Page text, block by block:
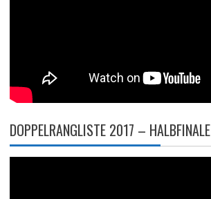
DOPPELRANGLISTE 2017 – HALBFINALE